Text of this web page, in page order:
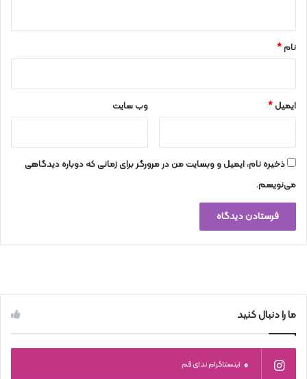
نام*
ایمیل* وب‌ سایت
ذخیره نام، ایمیل و وبسایت من در مرورگر برای زمانی که دوباره دیدگاهی
می‌نویسم.
ما را دنبال کنید
0 اینستاگرام ندای قم